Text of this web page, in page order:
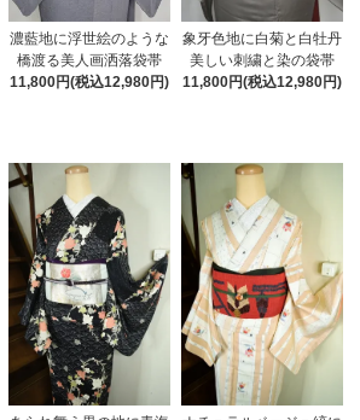
濃藍地に浮世絵のような
橋渡る美人画洒落袋帯
11,800円(税込12,980円)
象牙色地に白菊と白牡丹
美しい刺繍と染の袋帯
11,800円(税込12,980円)